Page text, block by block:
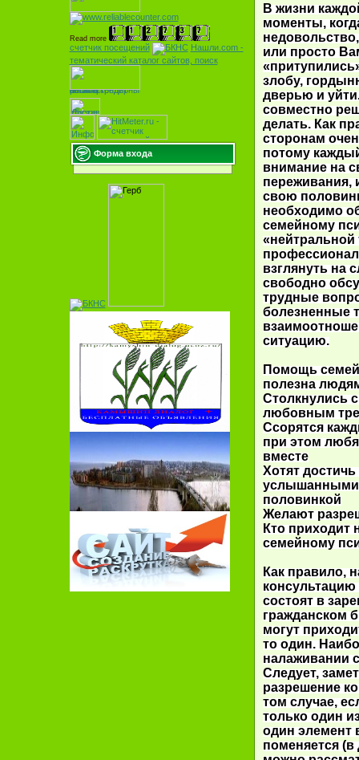
Read more
счетчик посещений
Нашли.com -
тематическийкаталог сайтов, поиск
Форма входа
В жизни
моменты,
или просто
злобу,
дверью и
совместно
делать. Как
сторонам
потому
внимание на
переживания,
свою
необходимо
семейному
«нейтральной
взглянуть на
свободно
трудные
болезненные
ситуацию.
Помощь
полезна
Столкнулись
любовным
Ссорятся
при этом
вместе
Хотят
услышанными
половинкой
Желают
Кто приходит
семейному
Как правило,
состоят в
гражданском
могут
то один.
налаживании
Следует,
разрешение
том случае,
только один
один элемент
поменяется